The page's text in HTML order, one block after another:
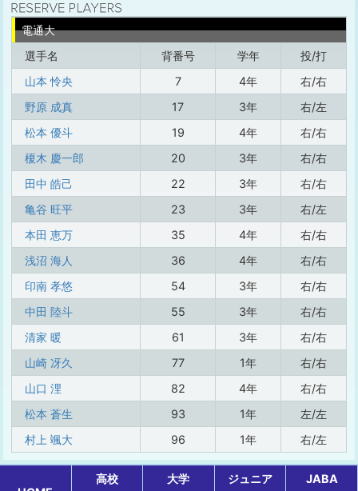
電通大
選手名
背番号 学年
投/打
山本 怜央
7 4年
右/右
野原 成真
17 3年
右/左
松本 優斗
19 4年
右/右
榎木 慶一郎
20 3年
右/右
田中 皓己
22 3年
右/右
亀谷 旺平
23 3年
右/左
本田 恵万
35 4年
右/右
浅沼 海人
36 4年
右/右
印南 孝悠
54 3年
右/右
中田 陸斗
55 3年
右/右
清家 暖
61 3年
右/右
山崎 冴久
77 1年
右/右
山口 浬
82 4年
右/右
松本 蒼生
93 1年
左/左
村上 颯大
96 1年 右/左
高校 大学 ジュニア JABA